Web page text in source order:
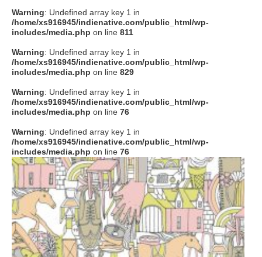
Warning: Undefined array key 1 in
/home/xs916945/indienative.com/public_html/wp-
includes/media.php on line 811
Warning: Undefined array key 1 in
/home/xs916945/indienative.com/public_html/wp-
includes/media.php on line 829
Warning: Undefined array key 1 in
/home/xs916945/indienative.com/public_html/wp-
includes/media.php on line 76
Warning: Undefined array key 1 in
/home/xs916945/indienative.com/public_html/wp-
includes/media.php on line 76